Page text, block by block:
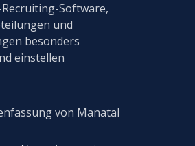
Software,
und
besonders
einstellen
von Manatal